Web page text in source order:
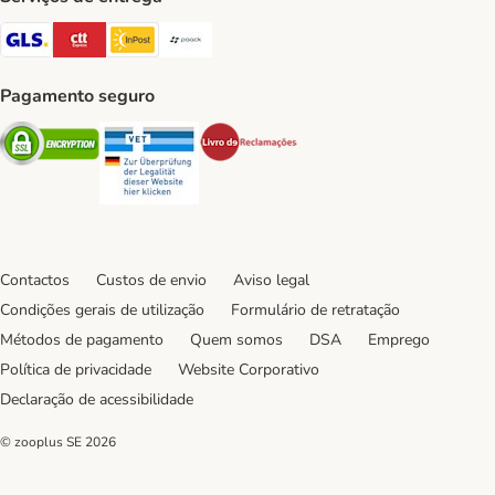
GLS Shipping Method
CTTExpress Shipping Method
InPost Shipping Method
Pagamento seguro
Security Security
Contactos Custos de envio
Aviso legal
Condições gerais de utilização
Formulário de retratação
Métodos de pagamento
Quem somos DSA
Emprego
Política de privacidade
Website Corporativo
Declaração de acessibilidade
© zooplus SE 2026